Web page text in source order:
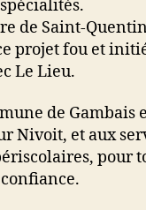
de Saint-
projet fou et
Le Lieu.
de Gambais
Nivoit, et aux
pour